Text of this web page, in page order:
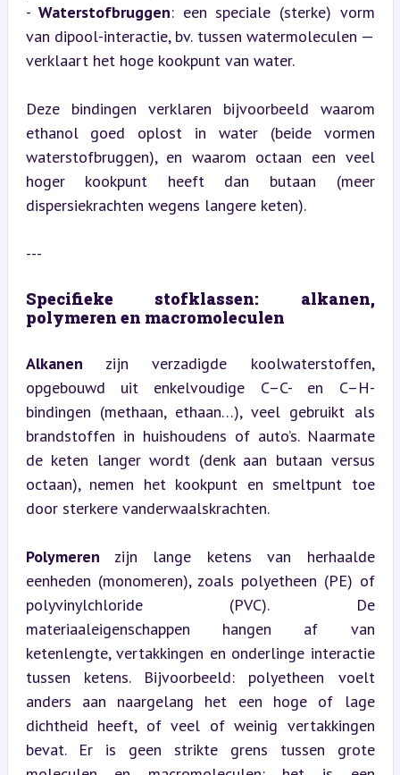
- Waterstofbruggen: een speciale (sterke) vorm
van dipool-interactie, bv. tussen watermoleculen —
verklaart het hoge kookpunt van water.
Deze bindingen verklaren bijvoorbeeld waarom
ethanol goed oplost in water (beide vormen
waterstofbruggen), en waarom octaan een veel
hoger kookpunt heeft dan butaan (meer
dispersiekrachten wegens langere keten).
---
Specifieke stofklassen: alkanen,
polymeren en macromoleculen
Alkanen zijn verzadigde koolwaterstoffen,
opgebouwd uit enkelvoudige C–C- en C–H-
bindingen (methaan, ethaan…), veel gebruikt als
brandstoffen in huishoudens of auto’s. Naarmate
de keten langer wordt (denk aan butaan versus
octaan), nemen het kookpunt en smeltpunt toe
door sterkere vanderwaalskrachten.
Polymeren zijn lange ketens van herhaalde
eenheden (monomeren), zoals polyetheen (PE) of
polyvinylchloride (PVC). De
materiaaleigenschappen hangen af van
ketenlengte, vertakkingen en onderlinge interactie
tussen ketens. Bijvoorbeeld: polyetheen voelt
anders aan naargelang het een hoge of lage
dichtheid heeft, of veel of weinig vertakkingen
bevat. Er is geen strikte grens tussen grote